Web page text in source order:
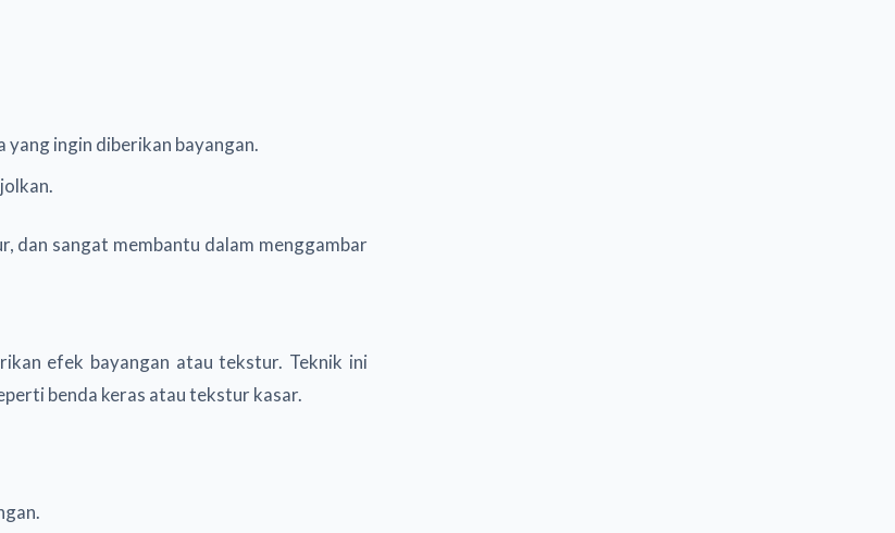
yang ingin diberikan bayangan.
dan sangat membantu dalam menggambar
efek bayangan atau tekstur. Teknik ini
benda keras atau tekstur kasar.